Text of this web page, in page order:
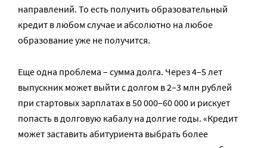
направлений. То есть получить образовательный
кредит в любом случае и абсолютно на любое
образование уже не получится.
Еще одна проблема – сумма долга. Через 4–5 лет
выпускник может выйти с долгом в 2–3 млн рублей
при стартовых зарплатах в 50 000–60 000 и рискует
попасть в долговую кабалу на долгие годы. «Кредит
может заставить абитуриента выбрать более